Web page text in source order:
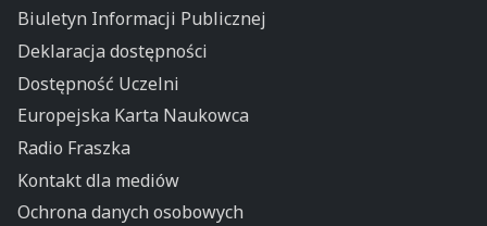
Biuletyn Informacji Publicznej
Deklaracja dostępności
Dostępność Uczelni
Europejska Karta Naukowca
Radio Fraszka
Kontakt dla mediów
Ochrona danych osobowych